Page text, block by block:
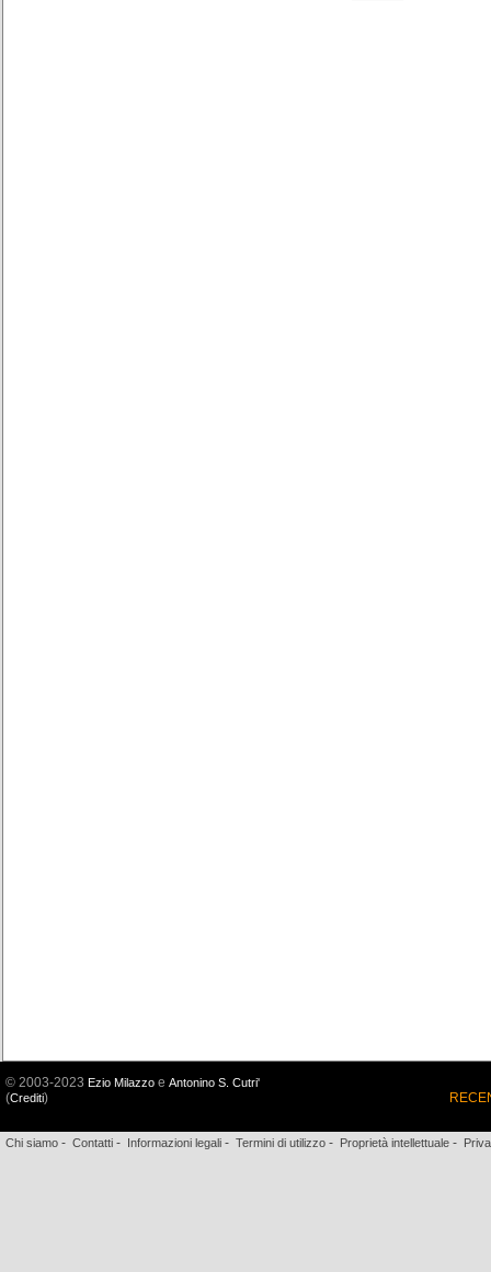
© 2003-2023 Ezio Milazzo e Antonino S. Cutri'
(Crediti)
Chi siamo - Contatti - Informazioni legali - Termini di utilizzo - Proprietà intellettuale -